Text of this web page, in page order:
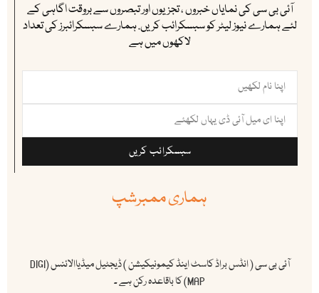
آئی بی سی کی نمایاں خبروں ، تجزیوں اور تبصروں سے بروقت اگاہی کے
لئے ہمارے نیوز لیٹر کو سبسکرائب کریں. ہمارے سبسکرائبرز کی تعداد
لاکھوں میں ہے
سبسکرائب کریں
ہماری ممبرشپ
آئی بی سی ( انڈس براڈ کاسٹ اینڈ کیمونیکیشن ) ڈیجٹیل میڈیاالائنس (DIGI
MAP) کا باقاعدہ رکن ہے ۔